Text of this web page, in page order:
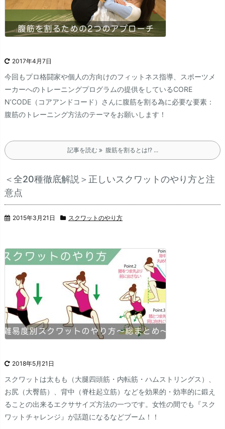
2017年4月7日
今回もプロ格闘家や個人の方向けのフィットネス指導、スポーツメ
ーカーへのトレーニングプログラムの提供をしているCORE
N’CODE（コアアンドコード）さんに腹筋を割る為に必要な要素：
腹筋のトレーニング方法のテーマをお願いします！
記事を読む 腹筋を割るとは!? ...
＜全20種徹底解説＞正しいスクワットのやり方と注
意点
2015年3月21日 スクワットのやり方
2018年5月21日
スクワットは太もも（大腿四頭筋・内転筋・ハムストリングス）、
お尻（大臀筋）、背中（脊柱起立筋）などを効果的・効率的に鍛え
ることの出来るエクササイズ方法の一つです。女性の間でも『スク
ワットチャレンジ』が話題になるなどブーム！！